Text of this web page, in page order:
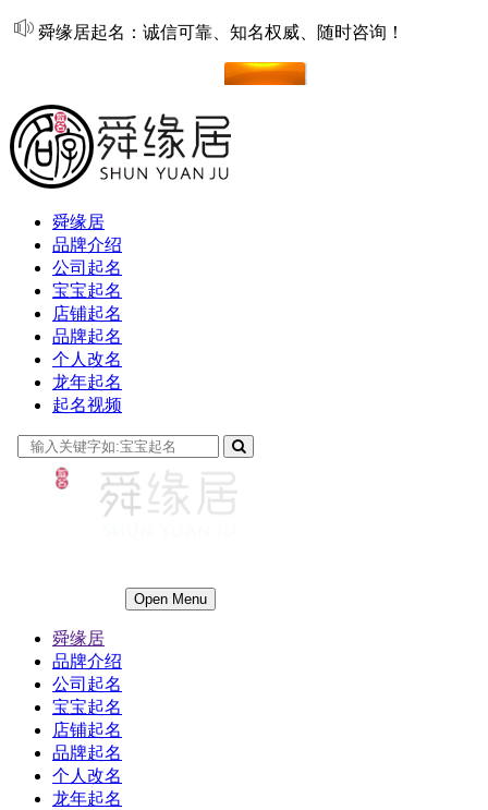
舜缘居起名：诚信可靠、知名权威、随时咨询！
舜缘居
品牌介绍
公司起名
宝宝起名
店铺起名
品牌起名
个人改名
龙年起名
起名视频
Open Menu
舜缘居
品牌介绍
公司起名
宝宝起名
店铺起名
品牌起名
个人改名
龙年起名